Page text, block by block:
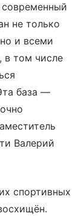
современный
не только
и всеми
в том числе
база —
Валерий
спортивных